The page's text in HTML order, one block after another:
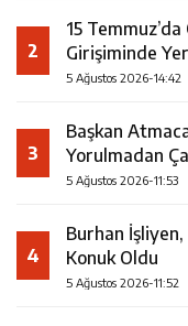
2
15
Girişiminde
Yakalandı
5 Ağustos 2026-14:42
3
Başkan
Yorulmadan
5 Ağustos 2026-11:53
4
Burhan İşliyen,
Konuk Oldu
5 Ağustos 2026-11:52